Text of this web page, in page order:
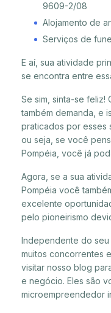
9609-2/08
Alojamento de
Serviços de
E aí, sua atividade
se encontra entre
Se sim, sinta-se feliz!
também demanda, e
praticados por esses
ou seja, se você
Pompéia, você já
Agora, se a sua
Pompéia você
excelente
pelo pioneirismo
Independente do
muitos concorrentes
visitar nosso blog
e negócio. Eles são
microempreendedor